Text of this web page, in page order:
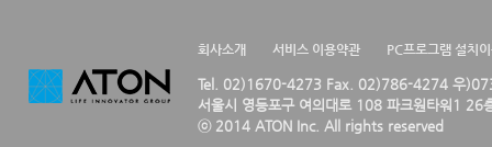
회사소개 서비스 이용약관 PC프로그램 설치
Tel. 02)1670-4273 Fax. 02)786-4274 우
서울시 영등포구 여의대로 108 파크원타워1 26
ⓒ 2014 ATON Inc. All rights reserved